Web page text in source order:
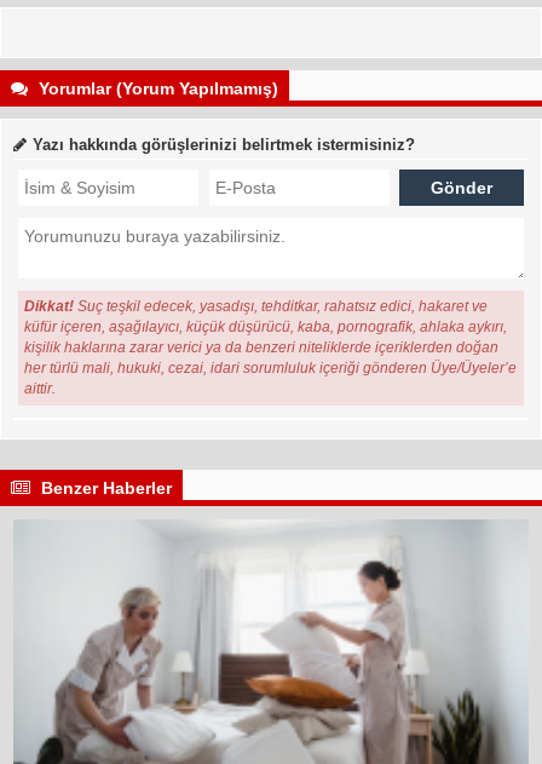
Yorumlar (Yorum Yapılmamış)
Yazı hakkında görüşlerinizi belirtmek istermisiniz?
Dikkat! Suç teşkil edecek, yasadışı, tehditkar, rahatsız edici, hakaret ve
küfür içeren, aşağılayıcı, küçük düşürücü, kaba, pornografik, ahlaka aykırı,
kişilik haklarına zarar verici ya da benzeri niteliklerde içeriklerden doğan
her türlü mali, hukuki, cezai, idari sorumluluk içeriği gönderen Üye/Üyeler’e
aittir.
Benzer Haberler